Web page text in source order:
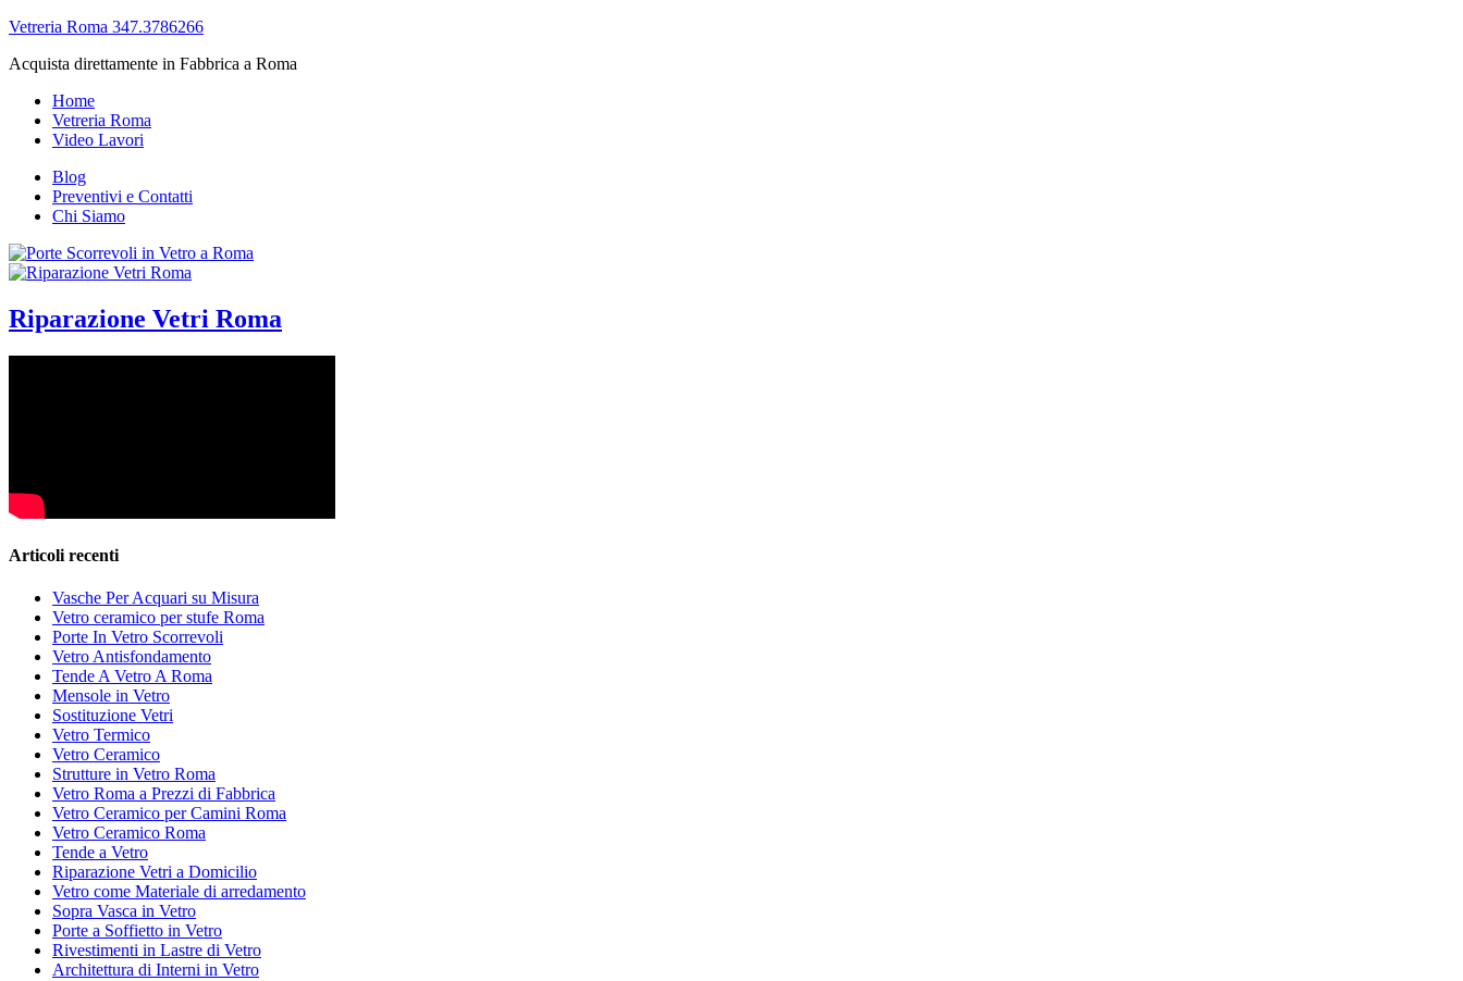
Vetreria Roma 347.3786266
Acquista direttamente in Fabbrica a Roma
Home
Vetreria Roma
Video Lavori
Blog
Preventivi e Contatti
Chi Siamo
Riparazione Vetri Roma
Articoli recenti
Vasche Per Acquari su Misura
Vetro ceramico per stufe Roma
Porte In Vetro Scorrevoli
Vetro Antisfondamento
Tende A Vetro A Roma
Mensole in Vetro
Sostituzione Vetri
Vetro Termico
Vetro Ceramico
Strutture in Vetro Roma
Vetro Roma a Prezzi di Fabbrica
Vetro Ceramico per Camini Roma
Vetro Ceramico Roma
Tende a Vetro
Riparazione Vetri a Domicilio
Vetro come Materiale di arredamento
Sopra Vasca in Vetro
Porte a Soffietto in Vetro
Rivestimenti in Lastre di Vetro
Architettura di Interni in Vetro